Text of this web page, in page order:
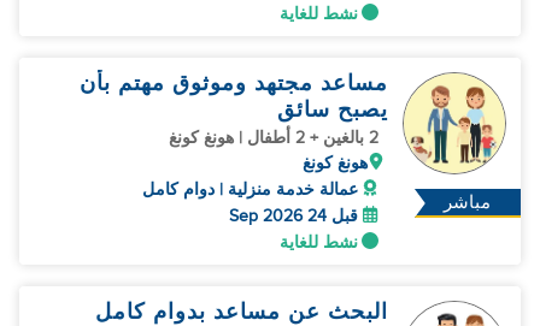
نشط للغاية
مباشر
مساعد مجتهد وموثوق مهتم بأن
يصبح سائق
2 بالغين + 2 أطفال | هونغ كونغ
هونغ كونغ
عمالة خدمة منزلية | دوام كامل
قبل 24 Sep 2026
نشط للغاية
البحث عن مساعد بدوام كامل